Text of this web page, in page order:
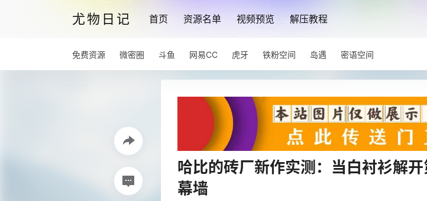
尤物日记 首页 资源名单 视频预览 解压教程
免费资源 微密圈 斗鱼 网易CC 虎牙 铁粉空间 岛遇 密语空间
哈比的砖厂新作实测：当白衬衫解
幕墙